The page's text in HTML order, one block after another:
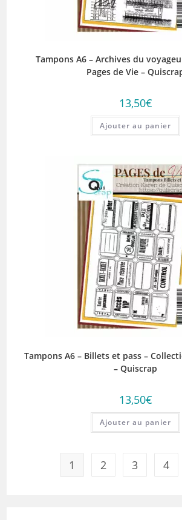
Tampons A6 – Archives du
Pages de Vie –
13,50€
Ajouter au panier
Tampons A6 – Billets et pass –
– Quiscrap
13,50€
Ajouter au panier
1 2 3 4